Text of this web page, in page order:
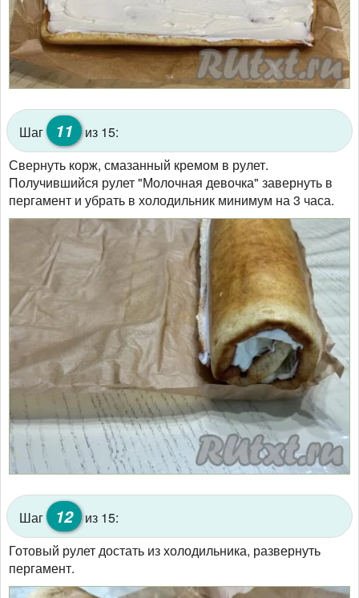
Шаг 11 из 15:
Свернуть корж, смазанный кремом в рулет.
Получившийся рулет "Молочная девочка" завернуть в
пергамент и убрать в холодильник минимум на 3 часа.
Шаг 12 из 15:
Готовый рулет достать из холодильника, развернуть
пергамент.